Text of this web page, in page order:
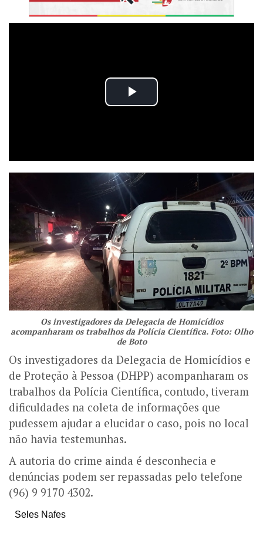
Os investigadores da Delegacia de Homicídios
acompanharam os trabalhos da Polícia Científica. Foto: Olho
de Boto
Os investigadores da Delegacia de Homicídios e
de Proteção à Pessoa (DHPP) acompanharam os
trabalhos da Polícia Científica, contudo, tiveram
dificuldades na coleta de informações que
pudessem ajudar a elucidar o caso, pois no local
não havia testemunhas.
A autoria do crime ainda é desconhecia e
denúncias podem ser repassadas pelo telefone
(96) 9 9170 4302.
Seles Nafes